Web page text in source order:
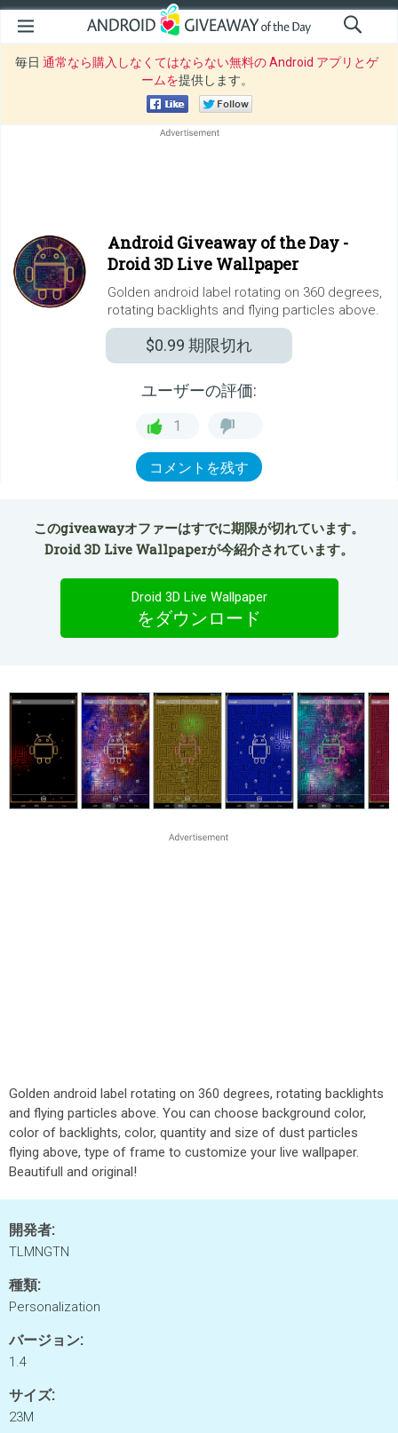
毎日 通常なら購入しなくてはならない無料の Android アプリとゲ
ームを提供します。
Android Giveaway of the Day -
Droid 3D Live Wallpaper
Golden android label rotating on 360 degrees,
rotating backlights and flying particles above.
$0.99 期限切れ
ユーザーの評価:
1
コメントを残す
このgiveawayオファーはすでに期限が切れています。
Droid 3D Live Wallpaperが今紹介されています。
Droid 3D Live Wallpaper
をダウンロード
Golden android label rotating on 360 degrees, rotating backlights
and flying particles above. You can choose background color,
color of backlights, color, quantity and size of dust particles
flying above, type of frame to customize your live wallpaper.
Beautifull and original!
開発者:
TLMNGTN
種類:
Personalization
バージョン:
1.4
サイズ:
23M